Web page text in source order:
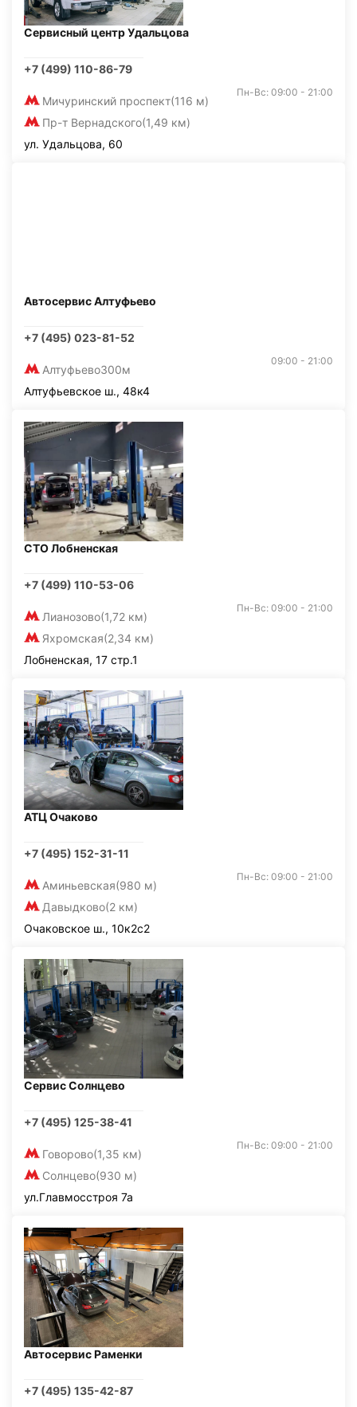
Сервисный центр Удальцова
+7 (499) 110-86-79
Мичуринский проспект(116 м)
Пр-т Вернадского(1,49 км)
Пн-Вс: 09:00 - 21:00
ул. Удальцова, 60
Автосервис Алтуфьево
+7 (495) 023-81-52
Алтуфьево300м
09:00 - 21:00
Алтуфьевское ш., 48к4
СТО Лобненская
+7 (499) 110-53-06
Лианозово(1,72 км)
Яхромская(2,34 км)
Пн-Вс: 09:00 - 21:00
Лобненская, 17 стр.1
АТЦ Очаково
+7 (495) 152-31-11
Аминьевская(980 м)
Давыдково(2 км)
Пн-Вс: 09:00 - 21:00
Очаковское ш., 10к2с2
Сервис Солнцево
+7 (495) 125-38-41
Говорово(1,35 км)
Солнцево(930 м)
Пн-Вс: 09:00 - 21:00
ул.Главмосстроя 7а
Автосервис Раменки
+7 (495) 135-42-87